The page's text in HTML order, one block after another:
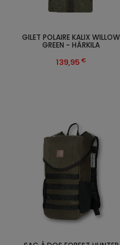
GILET POLAIRE KALIX WILLOW
GREEN - HÄRKILA
139,95 €